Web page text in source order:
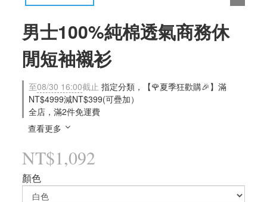
男士100%純棉透氣商務休
閒短袖襯衫
至08/30 16:00截止 指定分類，【🌹夏季狂歡購🎉】滿
NT$4999減NT$399(可疊加）
全店，滿2件免運費
查看更多
NT$1,092
顏色